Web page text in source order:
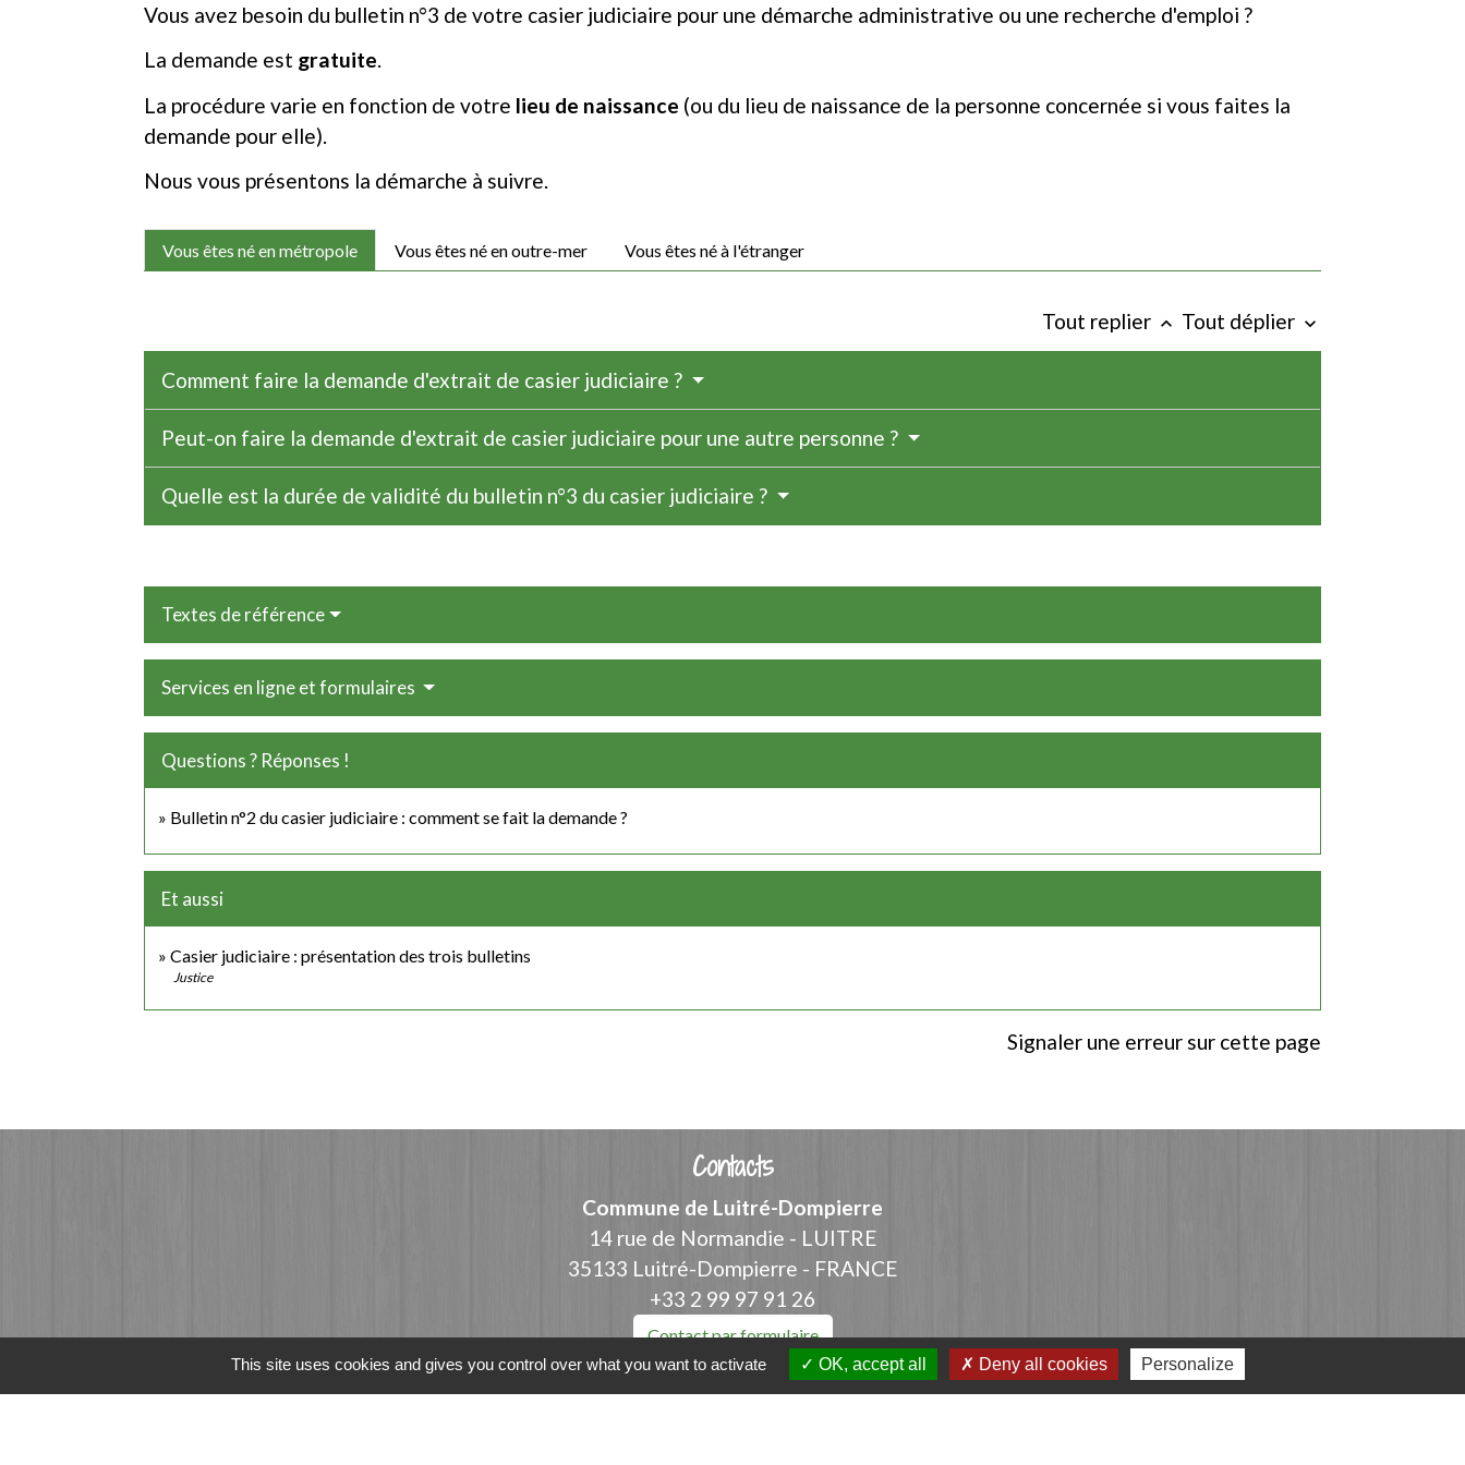
Vous avez besoin du bulletin n°3 de votre casier judiciaire pour une démarche administrative ou une recherche d'emploi ?
La demande est gratuite.
La procédure varie en fonction de votre lieu de naissance (ou du lieu de naissance de la personne concernée si vous faites la
demande pour elle).
Nous vous présentons la démarche à suivre.
Vous êtes né en métropole Vous êtes né en outre-mer Vous êtes né à l'étranger
Tout replier keyboard_arrow_up Tout déplier keyboard_arrow_down
Comment faire la demande d'extrait de casier judiciaire ?
Peut-on faire la demande d'extrait de casier judiciaire pour une autre personne ?
Quelle est la durée de validité du bulletin n°3 du casier judiciaire ?
Textes de référence
Services en ligne et formulaires
Questions ? Réponses !
Bulletin n°2 du casier judiciaire : comment se fait la demande ?
Et aussi
Casier judiciaire : présentation des trois bulletins
Justice
Signaler une erreur sur cette page
Contacts
Commune de Luitré-Dompierre
14 rue de Normandie - LUITRE
35133 Luitré-Dompierre - FRANCE
+33 2 99 97 91 26
Contact par formulaire
This site uses cookies and gives you control over what you want to activate OK, accept all Deny all cookies Personalize